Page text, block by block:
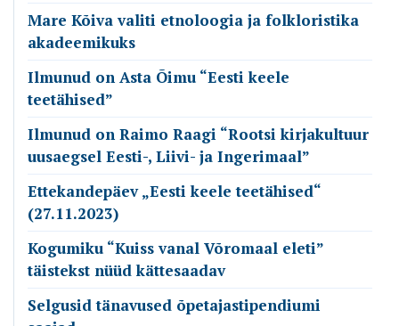
Mare Kõiva valiti etnoloogia ja folkloristika
akadeemikuks
Ilmunud on Asta Õimu “Eesti keele
teetähised”
Ilmunud on Raimo Raagi “Rootsi kirjakultuur
uusaegsel Eesti-, Liivi- ja Ingerimaal”
Ettekandepäev „Eesti keele teetähised“
(27.11.2023)
Kogumiku “Kuiss vanal Võromaal eleti”
täistekst nüüd kättesaadav
Selgusid tänavused õpetajastipendiumi